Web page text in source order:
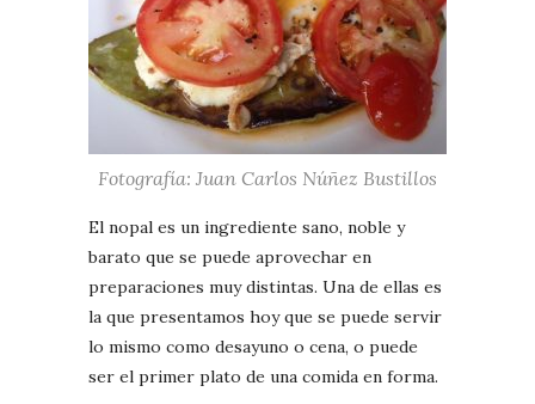
Fotografía: Juan Carlos Núñez Bustillos
El nopal es un ingrediente sano, noble y
barato que se puede aprovechar en
preparaciones muy distintas. Una de ellas es
la que presentamos hoy que se puede servir
lo mismo como desayuno o cena, o puede
ser el primer plato de una comida en forma.